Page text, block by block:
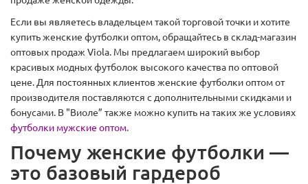
Если вы являетесь владельцем такой торговой точки и хотите
купить женские футболки оптом, обращайтесь в склад-магазин
оптовых продаж Viola. Мы предлагаем широкий выбор
красивых модных футболок высокого качества по оптовой
цене. Для постоянных клиентов женские футболки оптом от
производителя поставляются с дополнительными скидками и
бонусами. В "Виоле” также можно купить на таких же условиях
футболки мужские оптом.
Почему женские футболки —
это базовый гардероб